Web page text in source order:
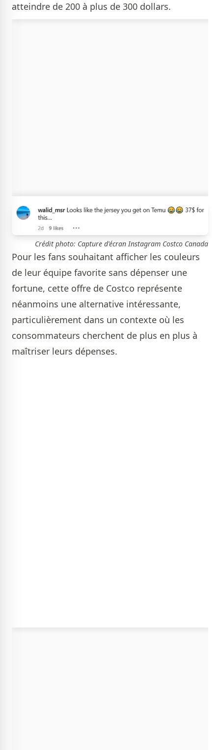
atteindre de 200 à plus de 300 dollars.
Crédit photo: Capture d'écran Instagram Costco Canada
Pour les fans souhaitant afficher les couleurs
de leur équipe favorite sans dépenser une
fortune, cette offre de Costco représente
néanmoins une alternative intéressante,
particulièrement dans un contexte où les
consommateurs cherchent de plus en plus à
maîtriser leurs dépenses.